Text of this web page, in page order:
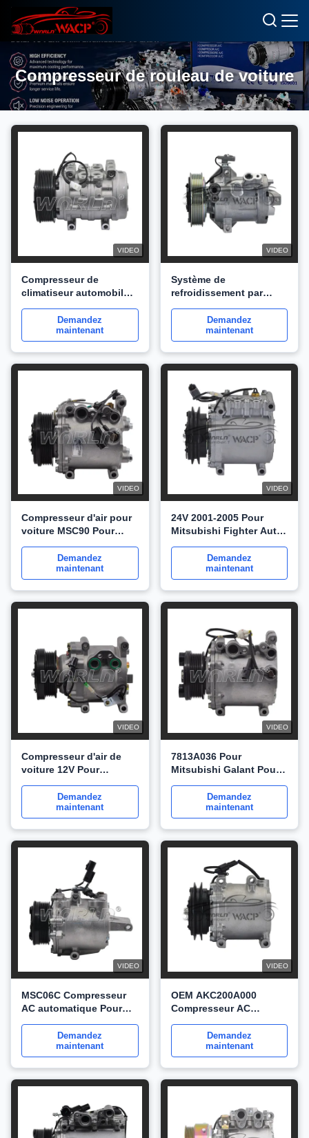
Compresseur de rouleau de voiture
VIDEO
Compresseur de
climatiseur automobile
Mitsubishi L200 Trition
WXMS072
Demandez
maintenant
VIDEO
Système de
refroidissement par
alternatif pour
Mitsubishi Attrage pour
Spacestar1.2 7813A385
7813A526 WXMS069
Demandez
maintenant
VIDEO
Compresseur d'air pour
voiture MSC90 Pour
2002-2007 WXMS054
Demandez
maintenant
VIDEO
24V 2001-2005 Pour
Mitsubishi Fighter Auto
MK447400
AKC200A271A WXMS048
Demandez
maintenant
VIDEO
Compresseur d'air de
voiture 12V Pour
Compresseur de voiture
climatiseur WXMS045
Demandez
maintenant
VIDEO
7813A036 Pour
Mitsubishi Galant Pour
Outlander Compresseur
AC WXMS042
Demandez
maintenant
VIDEO
MSC06C Compresseur
AC automatique Pour
CZC Pour Lancer
7813A138 AKC200A080A
WXMS038
Demandez
maintenant
VIDEO
OEM AKC200A000
Compresseur AC
1A Compresseur de
pièces du système de
climatisation pour
Mitsubishi WXMS068
Demandez
maintenant